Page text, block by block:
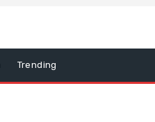
Trending